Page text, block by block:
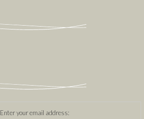
Enter your email address: